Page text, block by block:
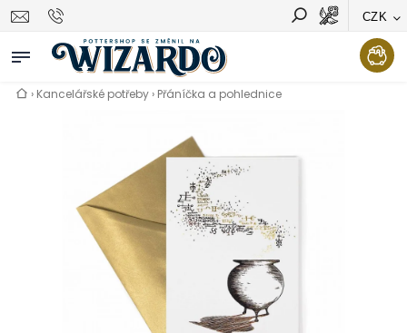
CZK
Vyhledávání Hledat
› Kancelářské potřeby › Přáníčka a pohlednice